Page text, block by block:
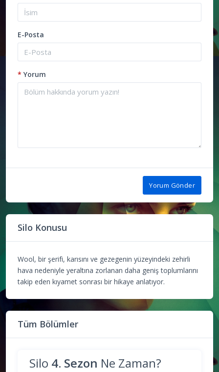
E-Posta
* Yorum
Yorum Gönder
Silo Konusu
Wool, bir şerifi, karısını ve gezegenin yüzeyindeki zehirli
hava nedeniyle yeraltına zorlanan daha geniş toplumlarını
takip eden kıyamet sonrası bir hikaye anlatıyor.
Tüm Bölümler
Silo 4. Sezon Ne Zaman?